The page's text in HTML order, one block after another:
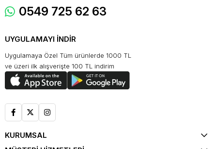
0549 725 62 63
UYGULAMAYI İNDİR
Uygulamaya Özel Tüm ürünlerde 1000 TL
ve üzeri ilk alışverişte 100 TL indirim
KURUMSAL